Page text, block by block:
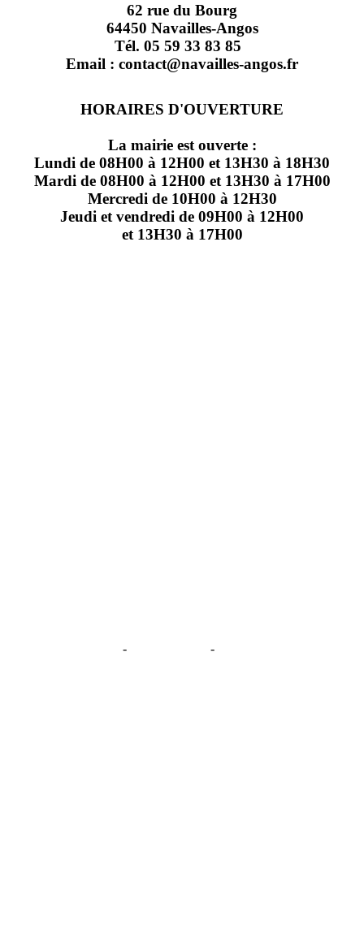
62 rue du Bourg
64450 Navailles-Angos
Tél. 05 59 33 83 85
Email : contact@navailles-angos.fr
HORAIRES D'OUVERTURE
La mairie est ouverte :
Lundi de 08H00 à 12H00 et 13H30 à 18H30
Mardi de 08H00 à 12H00 et 13H30 à 17H00
Mercredi de 10H00 à 12H30
Jeudi et vendredi de 09H00 à 12H00
et 13H30 à 17H00
- -